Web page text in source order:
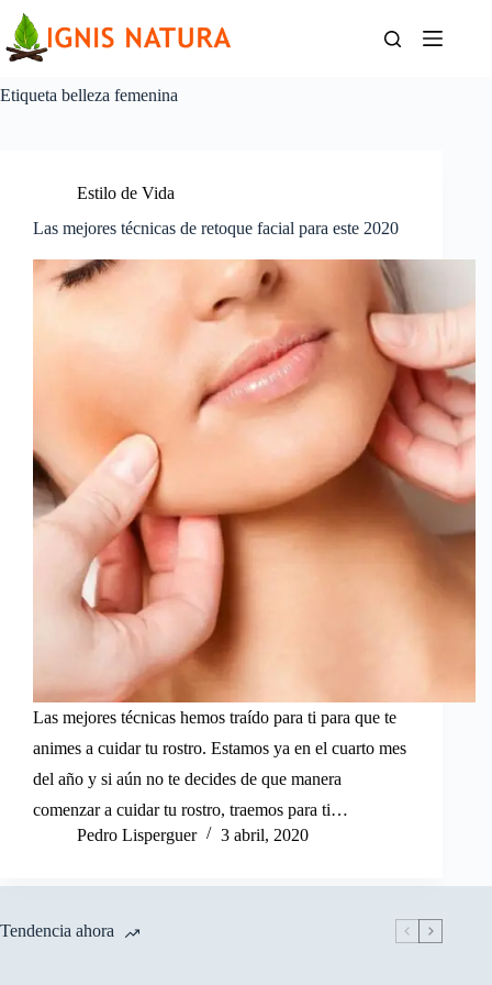
contenido
Etiqueta belleza femenina
Estilo de Vida
Las mejores técnicas de retoque facial para este 2020
Las mejores técnicas hemos traído para ti para que te
animes a cuidar tu rostro. Estamos ya en el cuarto mes
del año y si aún no te decides de que manera
comenzar a cuidar tu rostro, traemos para ti…
Pedro Lisperguer
3 abril, 2020
Tendencia ahora